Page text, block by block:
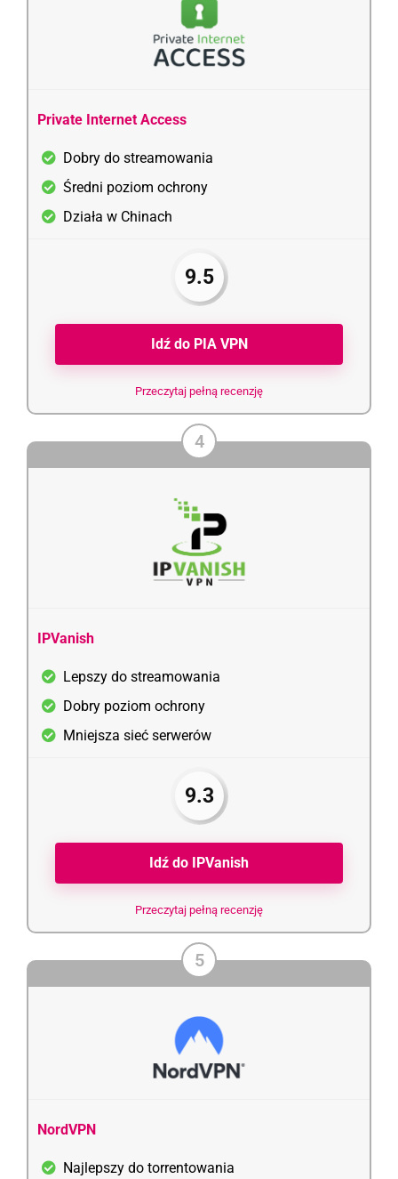
Private Internet Access
Dobry do streamowania
Średni poziom ochrony
Działa w Chinach
9.5
Idź do PIA VPN
Przeczytaj pełną recenzję
4
IPVanish
Lepszy do streamowania
Dobry poziom ochrony
Mniejsza sieć serwerów
9.3
Idź do IPVanish
Przeczytaj pełną recenzję
5
NordVPN
Najlepszy do torrentowania